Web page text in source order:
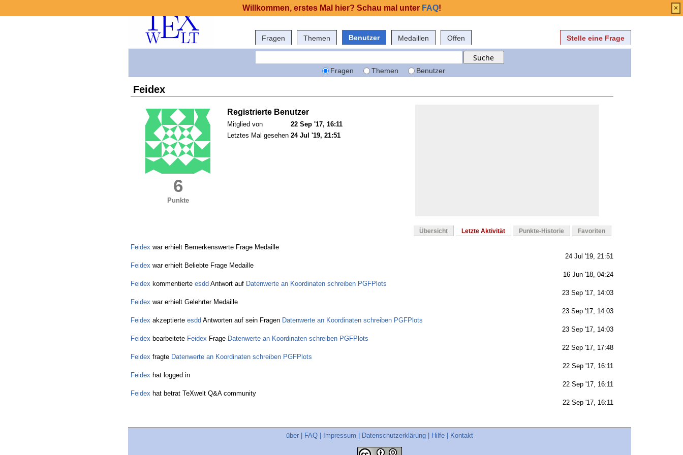
Fragen Themen Benutzer Medaillen Offen Stelle eine Frage
Fragen Themen Benutzer
Feidex
6
Punkte
Registrierte Benutzer
Mitglied von
22 Sep '17, 16:11
Letztes Mal gesehen 24 Jul '19, 21:51
Übersicht Letzte Aktivität Punkte-Historie Favoriten
Feidex war erhielt Bemerkenswerte Frage Medaille
24 Jul '19, 21:51
Feidex war erhielt Beliebte Frage Medaille
16 Jun '18, 04:24
Feidex kommentierte esdd Antwort auf Datenwerte an Koordinaten schreiben PGFPlots
23 Sep '17, 14:03
Feidex war erhielt Gelehrter Medaille
23 Sep '17, 14:03
Feidex akzeptierte esdd Antworten auf sein Fragen Datenwerte an Koordinaten schreiben PGFPlots
23 Sep '17, 14:03
Feidex bearbeitete Feidex Frage Datenwerte an Koordinaten schreiben PGFPlots
22 Sep '17, 17:48
Feidex fragte Datenwerte an Koordinaten schreiben PGFPlots
22 Sep '17, 16:11
Feidex hat logged in
22 Sep '17, 16:11
Feidex hat betrat TeXwelt Q&A community
22 Sep '17, 16:11
über FAQ Impressum Datenschutzerklärung Hilfe Kontakt
Willkommen, erstes Mal hier? Schau mal unter FAQ! ×